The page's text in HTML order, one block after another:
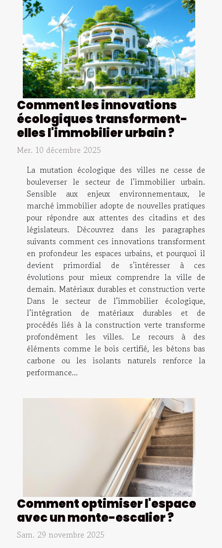
Comment les innovations
écologiques transforment-
elles l'immobilier urbain ?
Mer. 10 décembre 2025
La mutation écologique des villes ne cesse de
bouleverser le secteur de l’immobilier urbain.
Sensible aux enjeux environnementaux, le
marché immobilier adopte de nouvelles pratiques
pour répondre aux attentes des citadins et des
législateurs. Découvrez dans les paragraphes
suivants comment ces innovations transforment
en profondeur les espaces urbains, et pourquoi il
devient primordial de s’intéresser à ces
évolutions pour mieux comprendre la ville de
demain. Matériaux durables et construction verte
Dans le secteur de l’immobilier écologique,
l’intégration de matériaux durables et de
procédés liés à la construction verte transforme
profondément les villes. Le recours à des
éléments comme le bois certifié, les bétons bas
carbone ou les isolants naturels renforce la
performance...
Comment optimiser l'espace
avec un monte-escalier ?
Sam. 29 novembre 2025